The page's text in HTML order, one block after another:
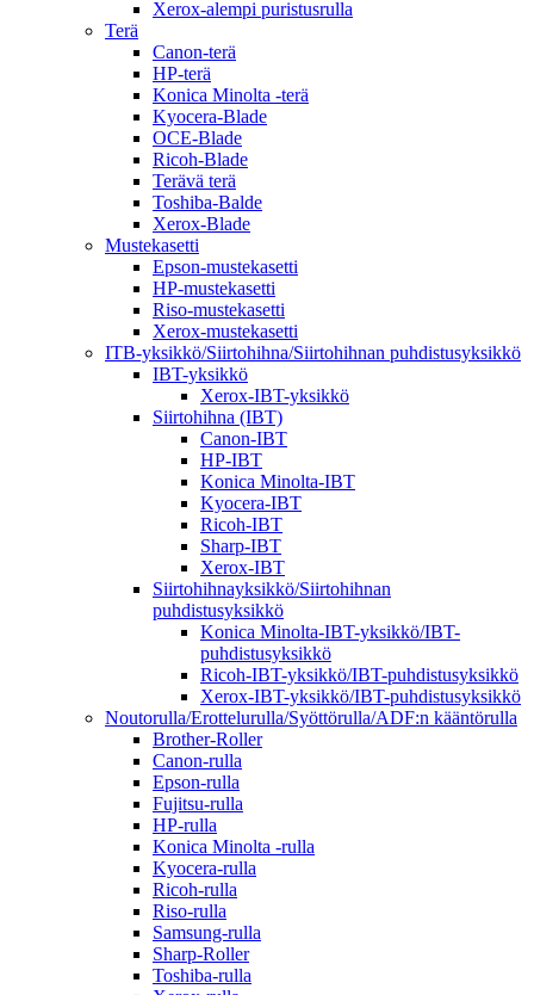
Xerox-alempi puristusrulla
Terä
Canon-terä
HP-terä
Konica Minolta -terä
Kyocera-Blade
OCE-Blade
Ricoh-Blade
Terävä terä
Toshiba-Balde
Xerox-Blade
Mustekasetti
Epson-mustekasetti
HP-mustekasetti
Riso-mustekasetti
Xerox-mustekasetti
ITB-yksikkö/Siirtohihna/Siirtohihnan puhdistusyksikkö
IBT-yksikkö
Xerox-IBT-yksikkö
Siirtohihna (IBT)
Canon-IBT
HP-IBT
Konica Minolta-IBT
Kyocera-IBT
Ricoh-IBT
Sharp-IBT
Xerox-IBT
Siirtohihnayksikkö/Siirtohihnan
puhdistusyksikkö
Konica Minolta-IBT-yksikkö/IBT-
puhdistusyksikkö
Ricoh-IBT-yksikkö/IBT-puhdistusyksikkö
Xerox-IBT-yksikkö/IBT-puhdistusyksikkö
Noutorulla/Erottelurulla/Syöttörulla/ADF:n kääntörulla
Brother-Roller
Canon-rulla
Epson-rulla
Fujitsu-rulla
HP-rulla
Konica Minolta -rulla
Kyocera-rulla
Ricoh-rulla
Riso-rulla
Samsung-rulla
Sharp-Roller
Toshiba-rulla